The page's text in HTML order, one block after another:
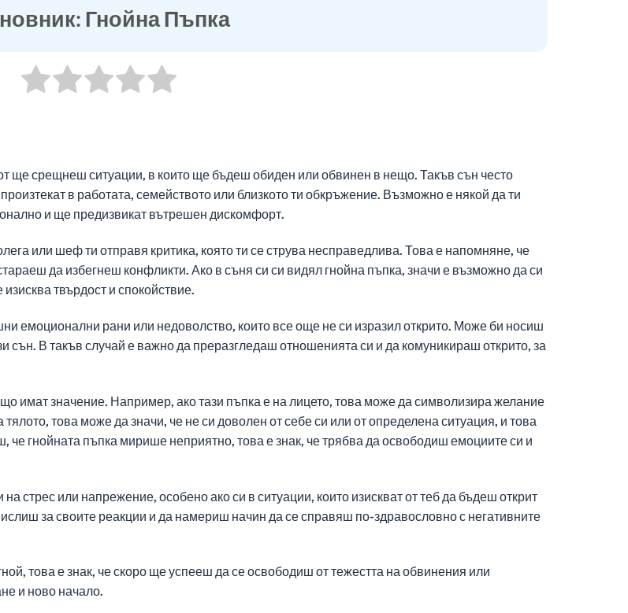
Гнойна Пъпка
ще срещнеш ситуации, в които ще бъдеш обиден или обвинен в нещо. Такъв сън често
в работата, семейството или близкото ти обкръжение. Възможно е някой да ти
и ще предизвикат вътрешен дискомфорт.
или шеф ти отправя критика, която ти се струва несправедлива. Това е напомняне, че
да избегнеш конфликти. Ако в съня си си видял гнойна пъпка, значи е възможно да си
твърдост и спокойствие.
емоционални рани или недоволство, които все още не си изразил открито. Може би носиш
сън. В такъв случай е важно да преразгледаш отношенията си и да комуникираш открито, за
имат значение. Например, ако тази пъпка е на лицето, това може да символизира желание
това може да значи, че не си доволен от себе си или от определена ситуация, и това
гнойната пъпка мирише неприятно, това е знак, че трябва да освободиш емоциите си и
стрес или напрежение, особено ако си в ситуации, които изискват от теб да бъдеш открит
за своите реакции и да намериш начин да се справяш по-здравословно с негативните
това е знак, че скоро ще успееш да се освободиш от тежестта на обвинения или
и ново начало.